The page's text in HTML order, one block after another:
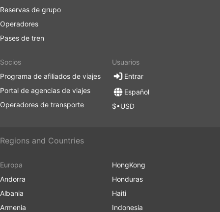
Reservas de grupo
Operadores
Pases de tren
Socios
Programa de afiliados de viajes
Portal de agencias de viajes
Operadores de transporte
Usuarios
Entrar
Español
$•USD
Regions and Countries
Europa
Andorra
Albania
Armenia
HongKong
Honduras
Haiti
Indonesia